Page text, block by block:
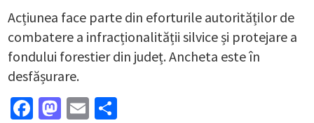
Acțiunea face parte din eforturile autorităților de
combatere a infracționalității silvice și protejare a
fondului forestier din județ. Ancheta este în
desfășurare.
Facebook
Mastodon
Email